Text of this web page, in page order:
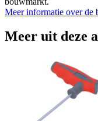
Meer informatie over de
Meer uit deze